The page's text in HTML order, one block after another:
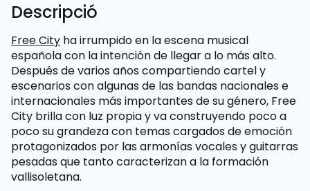
Descripció
Free City ha irrumpido en la escena musical
española con la intención de llegar a lo más alto.
Después de varios años compartiendo cartel y
escenarios con algunas de las bandas nacionales e
internacionales más importantes de su género, Free
City brilla con luz propia y va construyendo poco a
poco su grandeza con temas cargados de emoción
protagonizados por las armonías vocales y guitarras
pesadas que tanto caracterizan a la formación
vallisoletana.